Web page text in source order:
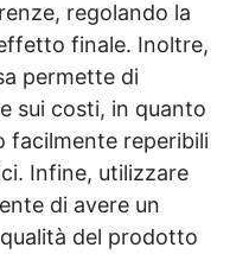
regolando la
finale. Inoltre,
permette di
sui costi, in quanto
facilmente reperibili
Infine, utilizzare
di avere un
del prodotto